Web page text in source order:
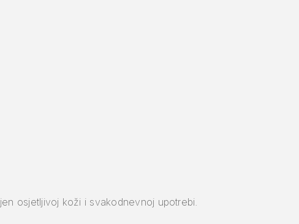
osjetljivoj koži i svakodnevnoj upotrebi.